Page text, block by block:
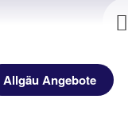
Allgäu Angebote